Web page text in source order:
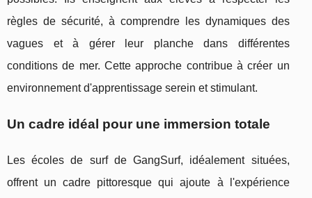
règles de sécurité, à comprendre les dynamiques des
vagues et à gérer leur planche dans différentes
conditions de mer. Cette approche contribue à créer un
environnement d'apprentissage serein et stimulant.
Un cadre idéal pour une immersion totale
Les écoles de surf de GangSurf, idéalement situées,
offrent un cadre pittoresque qui ajoute à l'expérience